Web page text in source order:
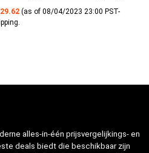
29.62 (as of 08/04/2023 23:00 PST-
.
alles-in-één prijsvergelijkings- en
deals biedt die beschikbaar zijn